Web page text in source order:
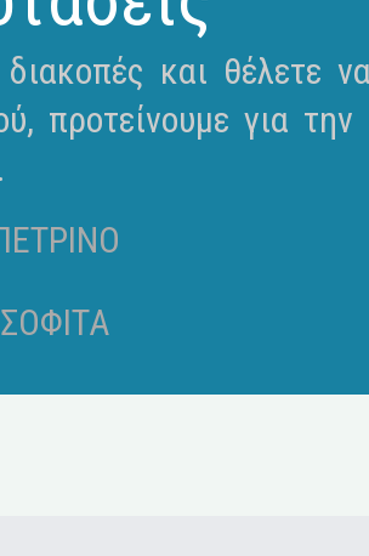
και θέλετε
προτείνουμε για
ΣΟΦΙΤΑ